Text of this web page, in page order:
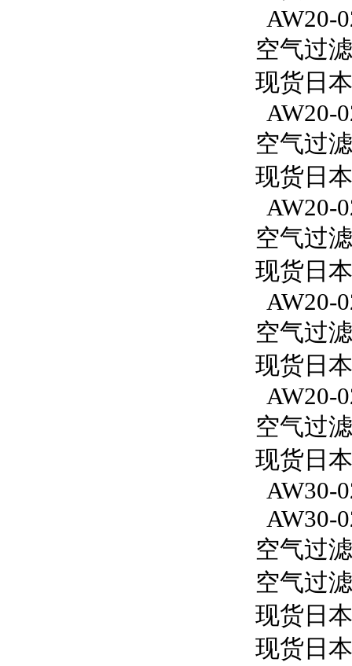
AW20-
空气过
现货日
AW20-
空气过
现货日
AW20-
空气过
现货日
AW20-
空气过
现货日
AW20-
空气过
现货日
AW30-
AW30-
空气过
空气过
现货日
现货日